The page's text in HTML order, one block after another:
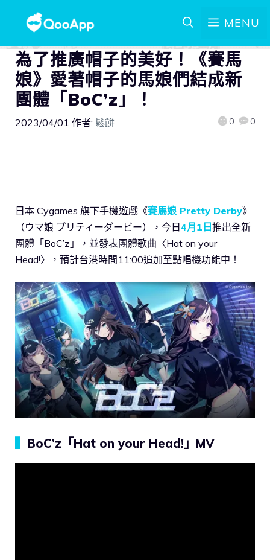
MENU
為了推廣帽子的美好！《賽馬
娘》愛著帽子的馬娘們結成新
團體「BoC’z」！
2023/04/01 作者: 鬆餅 0 0
日本 Cygames 旗下手機遊戲《賽馬娘 Pretty Derby》
（ウマ娘 プリティーダービー），今日4月1日推出全新
團體「BoC’z」，並發表團體歌曲〈Hat on your
Head!〉，預計台港時間11:00追加至點唱機功能中！
BoC’z「Hat on your Head!」MV